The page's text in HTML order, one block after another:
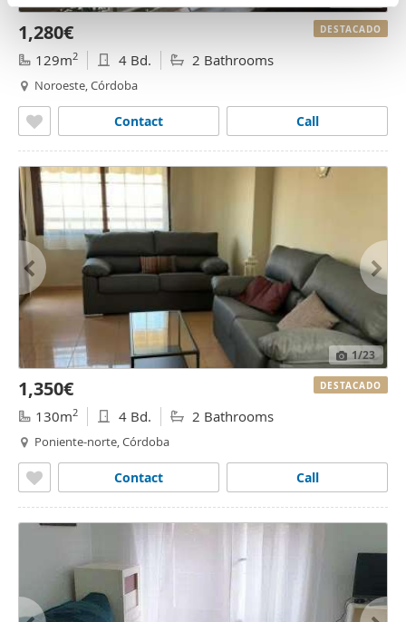
partir del uso que haya hecho de sus servicios.
n
1,280€
129m2 4 Bd. 2 Bathrooms
Noroeste, Córdoba
Call
Contact
DESTACADO
1/23
1,350€
130m2 4 Bd. 2 Bathrooms
Poniente-norte, Córdoba
Call
Contact
DESTACADO